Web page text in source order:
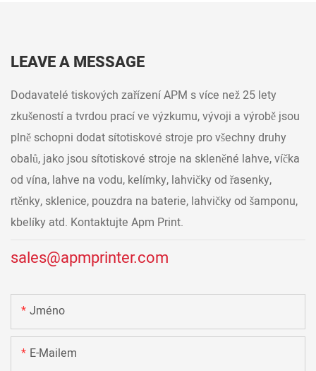
LEAVE A MESSAGE
Dodavatelé tiskových zařízení APM s více než 25 lety
zkušeností a tvrdou prací ve výzkumu, vývoji a výrobě jsou
plně schopni dodat sítotiskové stroje pro všechny druhy
obalů, jako jsou sítotiskové stroje na skleněné lahve, víčka
od vína, lahve na vodu, kelímky, lahvičky od řasenky,
rtěnky, sklenice, pouzdra na baterie, lahvičky od šamponu,
kbelíky atd. Kontaktujte Apm Print.
sales@apmprinter.com
Jméno
E-Mailem